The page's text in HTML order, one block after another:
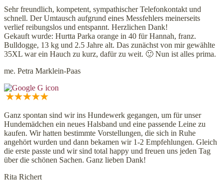
Sehr freundlich, kompetent, sympathischer Telefonkontakt und
schnell. Der Umtausch aufgrund eines Messfehlers meinerseits
verlief reibungslos und entspannt. Herzlichen Dank!
Gekauft wurde: Hurtta Parka orange in 40 für Hannah, franz.
Bulldogge, 13 kg und 2.5 Jahre alt. Das zunächst von mir gewählte
35XL war ein Hauch zu kurz, dafür zu weit. 🙂 Nun ist alles prima.
me. Petra Marklein-Paas
Ganz spontan sind wir ins Hundewerk gegangen, um für unser
Hundemädchen ein neues Halsband und eine passende Leine zu
kaufen. Wir hatten bestimmte Vorstellungen, die sich in Ruhe
angehört wurden und dann bekamen wir 1-2 Empfehlungen. Gleich
die erste passte und wir sind total happy und freuen uns jeden Tag
über die schönen Sachen. Ganz lieben Dank!
Rita Richert